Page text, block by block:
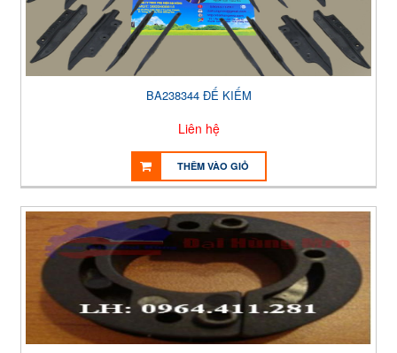
BA238344 ĐẾ KIẾM
Liên hệ
THÊM VÀO GIỎ